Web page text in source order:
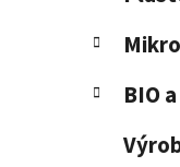
ý
a
ó
i
BIO